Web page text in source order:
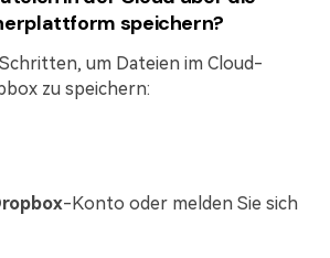
speichern?
um Dateien im Cloud-
zu speichern:
-Konto oder melden Sie sich